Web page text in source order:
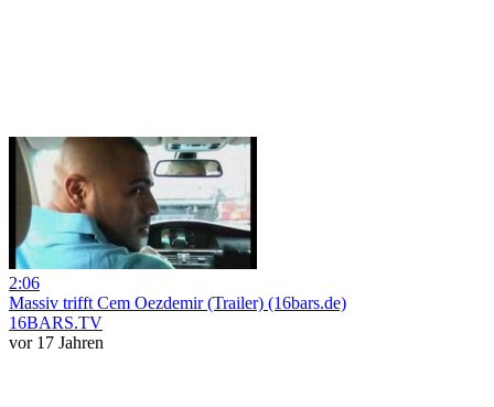
2:06
Massiv trifft Cem Oezdemir (Trailer) (16bars.de)
16BARS.TV
vor 17 Jahren